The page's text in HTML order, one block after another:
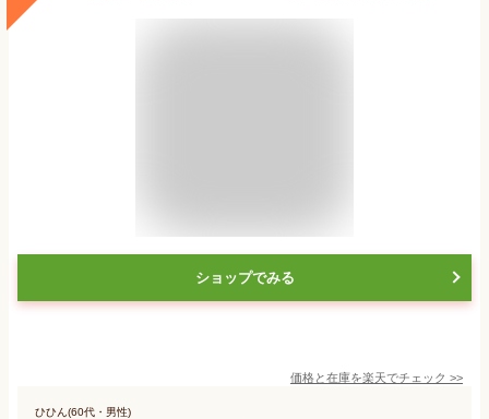
ショップでみる
価格と在庫を楽天でチェック >>
ひひん(60代・男性)